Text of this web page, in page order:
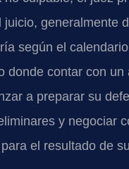
juicio, generalmente
según el
donde contar con un
a preparar su
y negociar
el resultado de